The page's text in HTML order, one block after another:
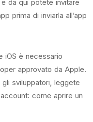
e da qui potete invitare
prima di inviarla all’app
iOS è necessario
approvato da Apple.
sviluppatori, leggete
come aprire un